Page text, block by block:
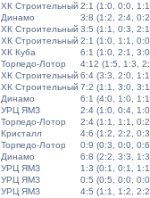
ХК Строительный 2:1 (1:0, 0:0,
Динамо
3:8 (1:2, 2:4,
ХК Строительный 3:5 (1:1, 0:3,
ХК Строительный 2:1 (1:0, 1:1,
ХК Куба
6:1 (1:0, 2:1,
Торпедо-Лотор
4:12 (1:5, 1:3,
ХК Строительный 6:4 (3:3, 2:0,
ХК Строительный 7:2 (1:1, 3:0,
Динамо
6:1 (4:0, 1:0,
УРЦ ЯМЗ
2:4 (1:0, 0:4,
Торпедо-Лотор
2:4 (1:1, 1:1,
Кристалл
4:6 (1:2, 2:2,
Торпедо-Лотор
0:9 (0:3, 0:0,
Динамо
6:8 (2:2, 3:3,
УРЦ ЯМЗ
1:3 (0:1, 0:1,
УРЦ ЯМЗ
0:5 (0:5, 0:0,
УРЦ ЯМЗ 4:5 (1:1, 1:2,